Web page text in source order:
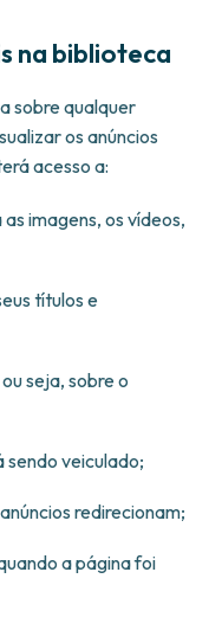
na biblioteca
sobre qualquer
os anúncios
acesso a:
imagens, os vídeos,
títulos e
seja, sobre o
sendo veiculado;
redirecionam;
a página foi